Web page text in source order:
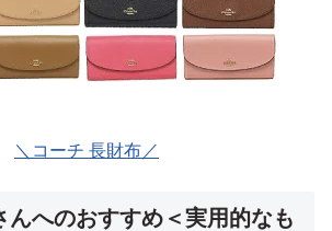
＼コーチ 長財布／
んへのおすすめ＜実用的なも